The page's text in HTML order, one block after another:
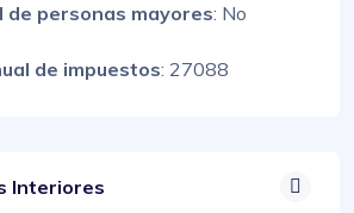
de personas mayores: No
de impuestos: 27088
Interiores